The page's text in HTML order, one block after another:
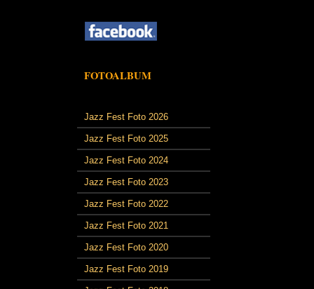
FOTOALBUM
Jazz Fest Foto 2026
Jazz Fest Foto 2025
Jazz Fest Foto 2024
Jazz Fest Foto 2023
Jazz Fest Foto 2022
Jazz Fest Foto 2021
Jazz Fest Foto 2020
Jazz Fest Foto 2019